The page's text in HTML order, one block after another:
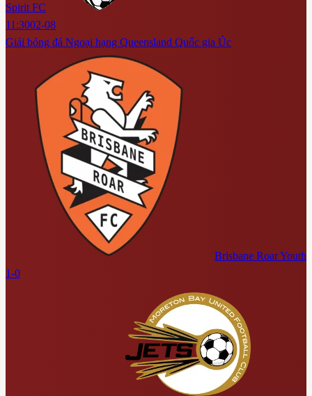
Spirit FC
11:3002-08
Giải bóng đá Ngoại hạng Queensland Quốc gia Úc
Brisbane Roar Youth
1-0